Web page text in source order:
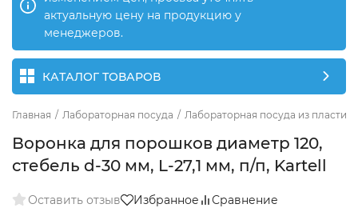
актуальную цену на продукцию у
менеджеров.
КАТАЛОГ ТОВАРОВ
Главная / Лабораторная посуда / Лабораторная посуда из пластика
Воронка для порошков диаметр 120,
стебель d-30 мм, L-27,1 мм, п/п, Kartell
Оставить отзыв Избранное Сравнение